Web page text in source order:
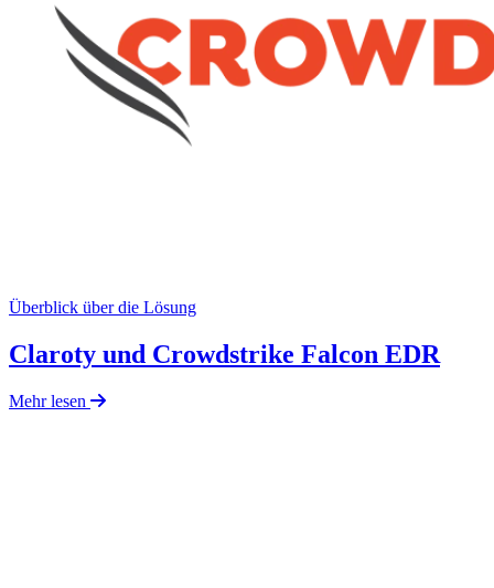
Überblick über die Lösung
Claroty und Crowdstrike Falcon EDR
Mehr lesen